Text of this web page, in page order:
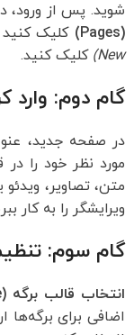
شوید. پس از
(Pages)
کلیک
New) کلیک کنید.
گام دوم: وارد
در صفحه جدید،
مورد نظر خود را
متن، تصاویر، ویدئو
ویرایشگر را به کار
گام سوم:
انتخاب قالب برگه (Template):
اضافی برای برگه‌ها